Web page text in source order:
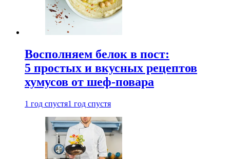
Восполняем белок в пост:
5 простых и вкусных рецептов
хумусов от шеф-повара
1 год спустя1 год спустя